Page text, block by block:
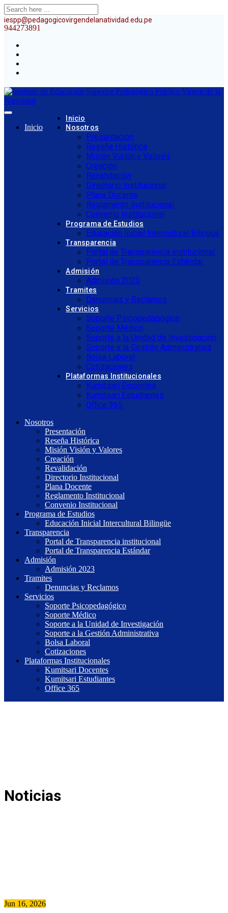
iespp@pedagogicovirgendelanatividad.edu.pe
944273891
Inicio
Nosotros
Presentación
Reseña Histórica
Misión Visión y Valores
Creación
Revalidación
Directorio Institucional
Plana Docente
Reglamento Institucional
Convenio Institucional
Programa de Estudios
Educación Inicial Intercultural Bilingüe
Transparencia
Portal de Transparencia institucional
Portal de Transparencia Estándar
Admisión
Admisión 2023
Tramites
Denuncias y Reclamos
Servicios
Soporte Psicopedagógico
Soporte Médico
Soporte a la Unidad de Investigación
Soporte a la Gestión Administrativa
Bolsa Laboral
Cotizaciones
Plataformas Institucionales
Kumitsari Docentes
Kumitsari Estudiantes
Office 365
Inicio
Nosotros
Presentación
Reseña Histórica
Misión Visión y Valores
Creación
Revalidación
Directorio Institucional
Plana Docente
Reglamento Institucional
Convenio Institucional
Programa de Estudios
Educación Inicial Intercultural Bilingüe
Transparencia
Portal de Transparencia institucional
Portal de Transparencia Estándar
Admisión
Admisión 2023
Tramites
Denuncias y Reclamos
Servicios
Soporte Psicopedagógico
Soporte Médico
Soporte a la Unidad de Investigación
Soporte a la Gestión Administrativa
Bolsa Laboral
Cotizaciones
Plataformas Institucionales
Kumitsari Docentes
Kumitsari Estudiantes
Office 365
Noticias
Jun 16, 2026